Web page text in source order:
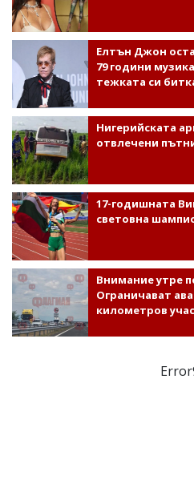
Елтън Джон
79 години
тежката си
Нигерийската
отвлечени
17-годишната
световна
Внимание утре
Ограничават
километров